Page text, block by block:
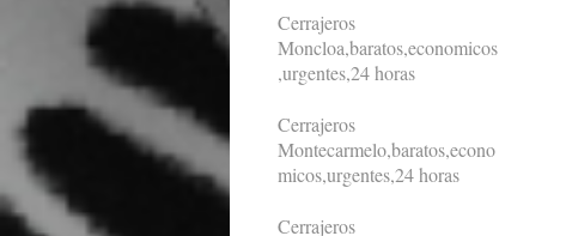
Cerrajeros
Moncloa,baratos,economicos
,urgentes,24 horas
Cerrajeros
Montecarmelo,baratos,econo
micos,urgentes,24 horas
Cerrajeros